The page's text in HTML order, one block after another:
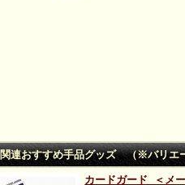
関連おすすめ手品グッズ （※バリエ
カードガード ＜メ